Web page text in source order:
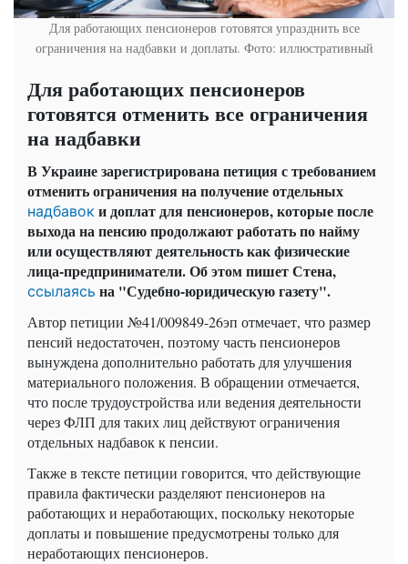
Для работающих пенсионеров готовятся упразднить все
ограничения на надбавки и доплаты. Фото: иллюстративный
Для работающих пенсионеров
готовятся отменить все ограничения
на надбавки
В Украине зарегистрирована петиция с требованием
отменить ограничения на получение отдельных
надбавок и доплат для пенсионеров, которые после
выхода на пенсию продолжают работать по найму
или осуществляют деятельность как физические
лица-предприниматели. Об этом пишет Стена,
ссылаясь на "Судебно-юридическую газету".
Автор петиции №41/009849-26эп отмечает, что размер
пенсий недостаточен, поэтому часть пенсионеров
вынуждена дополнительно работать для улучшения
материального положения. В обращении отмечается,
что после трудоустройства или ведения деятельности
через ФЛП для таких лиц действуют ограничения
отдельных надбавок к пенсии.
Также в тексте петиции говорится, что действующие
правила фактически разделяют пенсионеров на
работающих и неработающих, поскольку некоторые
доплаты и повышение предусмотрены только для
неработающих пенсионеров.